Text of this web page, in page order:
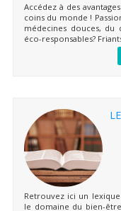
Accédez à des
coins du monde !
médecines douces, du
éco-responsables?
Retrouvez ici un
le domaine du bien-